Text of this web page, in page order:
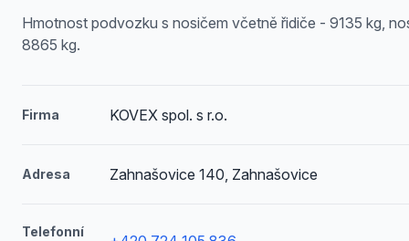
Hmotnost podvozku s nosičem včetně řidiče - 9135 kg,
8865 kg.
Firma KOVEX spol. s r.o.
Adresa Zahnašovice 140, Zahnašovice
Telefonní